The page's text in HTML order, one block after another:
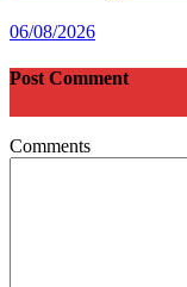
06/08/2026
Post Comment
Comments